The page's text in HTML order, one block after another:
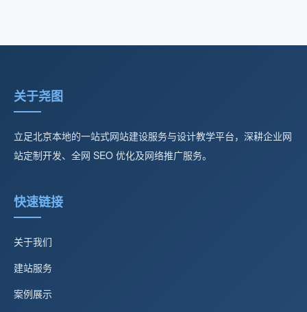
关于尧图
立足北京本地的一站式网站建设服务与设计教学平台，深耕企业网
站定制开发、全网 SEO 优化及网络推广服务。
快速链接
关于我们
建站服务
案例展示